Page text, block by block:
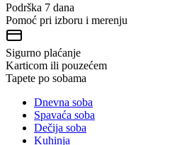
Podrška 7 dana
Pomoć pri izboru i merenju
Sigurno plaćanje
Karticom ili pouzećem
Tapete po sobama
Dnevna soba
Spavaća soba
Dečija soba
Kuhinja